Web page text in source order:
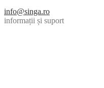
info@singa.ro
informații și suport